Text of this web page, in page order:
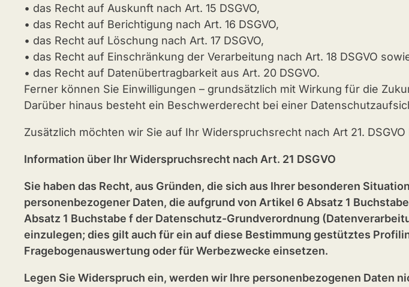
• das Recht auf Auskunft nach Art. 15 DSGVO,
• das Recht auf Berichtigung nach Art. 16 DSGVO,
• das Recht auf Löschung nach Art. 17 DSGVO,
• das Recht auf Einschränkung der Verarbeitung nach Art. 18 DSGVO
• das Recht auf Datenübertragbarkeit aus Art. 20 DSGVO.
Ferner können Sie Einwilligungen – grundsätzlich mit Wirkung für die
Darüber hinaus besteht ein Beschwerderecht bei einer
Zusätzlich möchten wir Sie auf Ihr Widerspruchsrecht nach Art 21.
Information über Ihr Widerspruchsrecht nach Art. 21 DSGVO
Sie haben das Recht, aus Gründen, die sich aus Ihrer besonderen
personenbezogener Daten, die aufgrund von Artikel 6 Absatz 1
Absatz 1 Buchstabe f der Datenschutz-Grundverordnung
einzulegen; dies gilt auch für ein auf diese Bestimmung gestütztes
Fragebogenauswertung oder für Werbezwecke einsetzen.
Legen Sie Widerspruch ein, werden wir Ihre personenbezogenen Daten